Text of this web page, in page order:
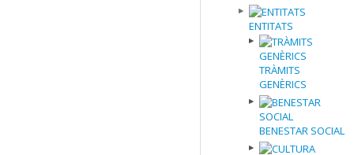
ENTITATS
TRÀMITS
GENÈRICS
BENESTAR SOCIAL